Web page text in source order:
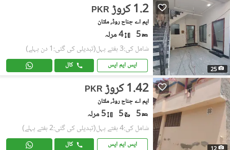
25
PKR 1.2 کروڑ
ایم اے جناح روڈ, ملتان
5 4 مرلہ
شامل کی:3 ہفتے پہل (تبدیلی کی گئی:1 دن پہلے)
ایس ایم ایس کال
PKR 1.42 کروڑ
ایم اے جناح روڈ, ملتان
5
5 5 مرلہ
شامل کی:4 ہفتے پہل (تبدیلی کی گئی:2 ہفتے پہلے)
ایس ایم ایس کال